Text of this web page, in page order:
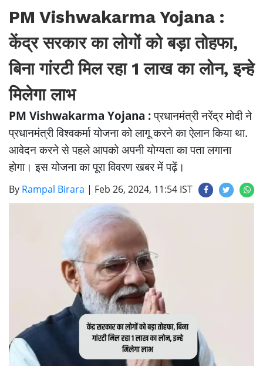
PM Vishwakarma Yojana :
केंद्र सरकार का लोगों को बड़ा तोहफा,
बिना गांरटी मिल रहा 1 लाख का लोन, इन्हे
मिलेगा लाभ
PM Vishwakarma Yojana :प्रधानमंत्री नरेंद्र मोदी ने
प्रधानमंत्री विश्वकर्मा योजना को लागू करने का ऐलान किया था.
आवेदन करने से पहले आपको अपनी योग्यता का पता लगाना
होगा। इस योजना का पूरा विवरण खबर में पढ़ें।
By Rampal Birara | Feb 26, 2024, 11:54 IST